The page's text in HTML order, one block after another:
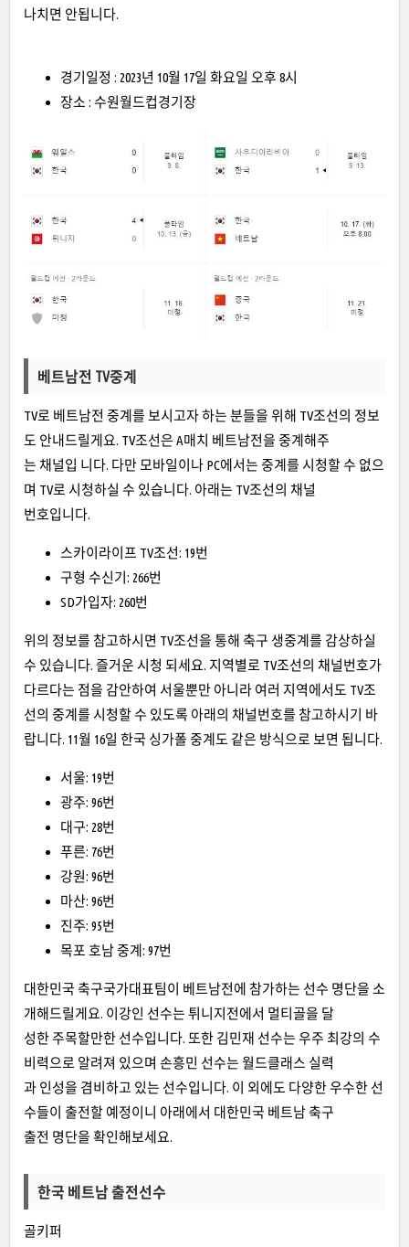
나치면 안됩니다.
경기일정 : 2023년 10월 17일 화요일 오후 8시
장소 : 수원월드컵경기장
베트남전 TV중계
TV로 베트남전 중계를 보시고자 하는 분들을 위해 TV조선의 정보
도 안내드릴게요. TV조선은 A매치 베트남전을 중계해주
는 채널입 니다. 다만 모바일이나 PC에서는 중계를 시청할 수 없으
며 TV로 시청하실 수 있습니다. 아래는 TV조선의 채널
번호입니다.
스카이라이프 TV조선: 19번
구형 수신기: 266번
SD가입자: 260번
위의 정보를 참고하시면 TV조선을 통해 축구 생중계를 감상하실
수 있습니다. 즐거운 시청 되세요. 지역별로 TV조선의 채널번호가
다르다는 점을 감안하여 서울뿐만 아니라 여러 지역에서도 TV조
선의 중계를 시청할 수 있도록 아래의 채널번호를 참고하시기 바
랍니다. 11월 16일 한국 싱가폴 중계 도 같은 방식으로 보면 됩니다.
서울: 19번
광주: 96번
대구: 28번
푸른: 76번
강원: 96번
마산: 96번
진주: 95번
목포 호남 중계: 97번
대한민국 축구국가대표팀이 베트남전에 참가하는 선수 명단을 소
개해드릴게요. 이강인 선수는 튀니지전에서 멀티골을 달
성한 주목할만한 선수입니다. 또한 김민재 선수는 우주 최강의 수
비력으로 알려져 있으며 손흥민 선수는 월드클래스 실력
과 인성을 겸비하고 있는 선수입니다. 이 외에도 다양한 우수한 선
수들이 출전할 예정이니 아래에서 대한민국 베트남 축구
출전 명단을 확인해보세요.
한국 베트남 출전선수
골키퍼